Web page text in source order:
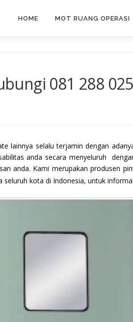
HOME MOT RUANG OPERASI
081 288
lainnya selalu terjamin dengan
anda secara menyeluruh
anda. Kami merupakan produsen
seluruh kota di Indonesia, untuk